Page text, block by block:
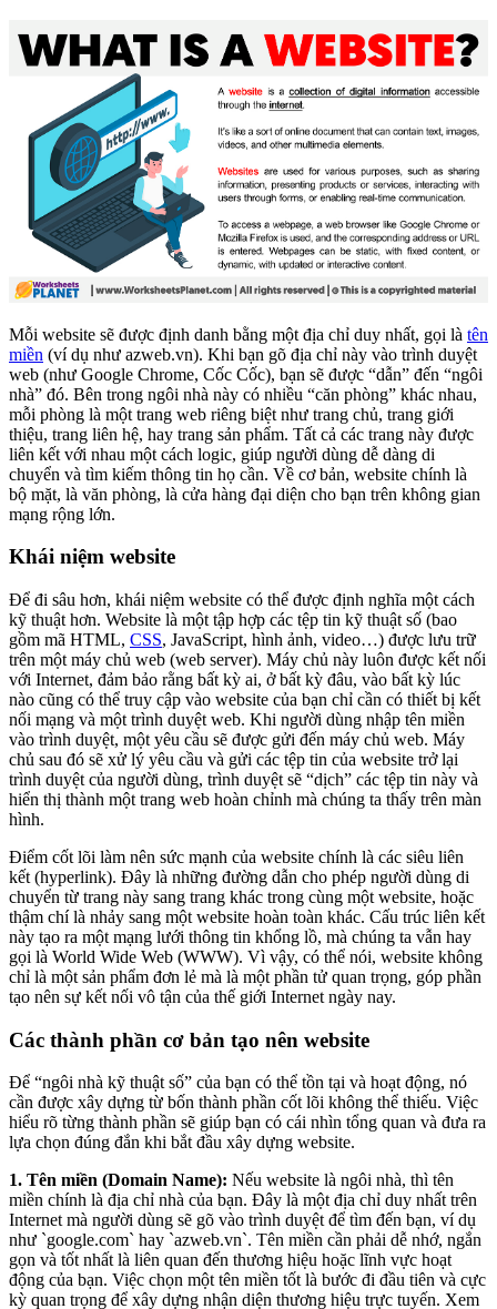
Mỗi website sẽ được định danh bằng một địa chỉ duy nhất, gọi là tên
miền (ví dụ như azweb.vn). Khi bạn gõ địa chỉ này vào trình duyệt
web (như Google Chrome, Cốc Cốc), bạn sẽ được “dẫn” đến “ngôi
nhà” đó. Bên trong ngôi nhà này có nhiều “căn phòng” khác nhau,
mỗi phòng là một trang web riêng biệt như trang chủ, trang giới
thiệu, trang liên hệ, hay trang sản phẩm. Tất cả các trang này được
liên kết với nhau một cách logic, giúp người dùng dễ dàng di
chuyển và tìm kiếm thông tin họ cần. Về cơ bản, website chính là
bộ mặt, là văn phòng, là cửa hàng đại diện cho bạn trên không gian
mạng rộng lớn.
Khái niệm website
Để đi sâu hơn, khái niệm website có thể được định nghĩa một cách
kỹ thuật hơn. Website là một tập hợp các tệp tin kỹ thuật số (bao
gồm mã HTML, CSS, JavaScript, hình ảnh, video…) được lưu trữ
trên một máy chủ web (web server). Máy chủ này luôn được kết nối
với Internet, đảm bảo rằng bất kỳ ai, ở bất kỳ đâu, vào bất kỳ lúc
nào cũng có thể truy cập vào website của bạn chỉ cần có thiết bị kết
nối mạng và một trình duyệt web. Khi người dùng nhập tên miền
vào trình duyệt, một yêu cầu sẽ được gửi đến máy chủ web. Máy
chủ sau đó sẽ xử lý yêu cầu và gửi các tệp tin của website trở lại
trình duyệt của người dùng, trình duyệt sẽ “dịch” các tệp tin này và
hiển thị thành một trang web hoàn chỉnh mà chúng ta thấy trên màn
hình.
Điểm cốt lõi làm nên sức mạnh của website chính là các siêu liên
kết (hyperlink). Đây là những đường dẫn cho phép người dùng di
chuyển từ trang này sang trang khác trong cùng một website, hoặc
thậm chí là nhảy sang một website hoàn toàn khác. Cấu trúc liên kết
này tạo ra một mạng lưới thông tin khổng lồ, mà chúng ta vẫn hay
gọi là World Wide Web (WWW). Vì vậy, có thể nói, website không
chỉ là một sản phẩm đơn lẻ mà là một phần tử quan trọng, góp phần
tạo nên sự kết nối vô tận của thế giới Internet ngày nay.
Các thành phần cơ bản tạo nên website
Để “ngôi nhà kỹ thuật số” của bạn có thể tồn tại và hoạt động, nó
cần được xây dựng từ bốn thành phần cốt lõi không thể thiếu. Việc
hiểu rõ từng thành phần sẽ giúp bạn có cái nhìn tổng quan và đưa ra
lựa chọn đúng đắn khi bắt đầu xây dựng website.
1. Tên miền (Domain Name): Nếu website là ngôi nhà, thì tên
miền chính là địa chỉ nhà của bạn. Đây là một địa chỉ duy nhất trên
Internet mà người dùng sẽ gõ vào trình duyệt để tìm đến bạn, ví dụ
như `google.com` hay `azweb.vn`. Tên miền cần phải dễ nhớ, ngắn
gọn và tốt nhất là liên quan đến thương hiệu hoặc lĩnh vực hoạt
động của bạn. Việc chọn một tên miền tốt là bước đi đầu tiên và cực
kỳ quan trọng để xây dựng nhận diện thương hiệu trực tuyến. Xem